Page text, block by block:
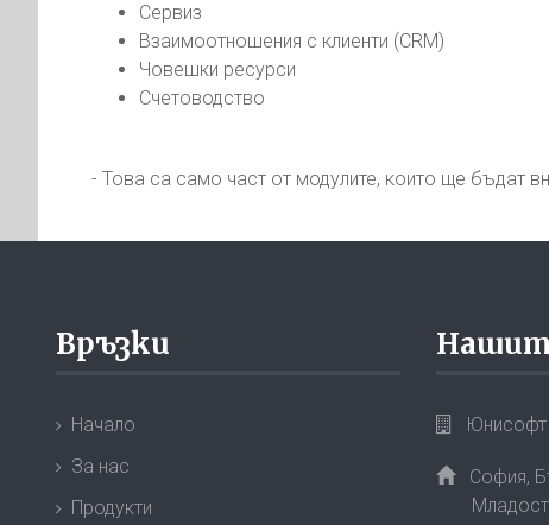
Сервиз
Взаимоотношения с клиенти (CRM)
Човешки ресурси
Счетоводство
- Това са само част от модулите, които ще бъдат
Връзки
Начало
За нас
Продукти
София,